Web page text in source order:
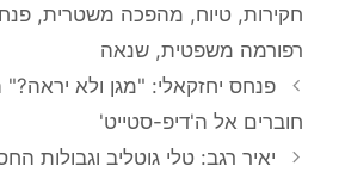
חקירות, טיוח, מהפכה משטרית,
רפורמה משפטית, שנאה
פנחס יחזקאלי: "מגן ולא יראה?"
חוברים אל ה'דיפ-סטייט'
יאיר רגב: טלי גוטליב וגבולות